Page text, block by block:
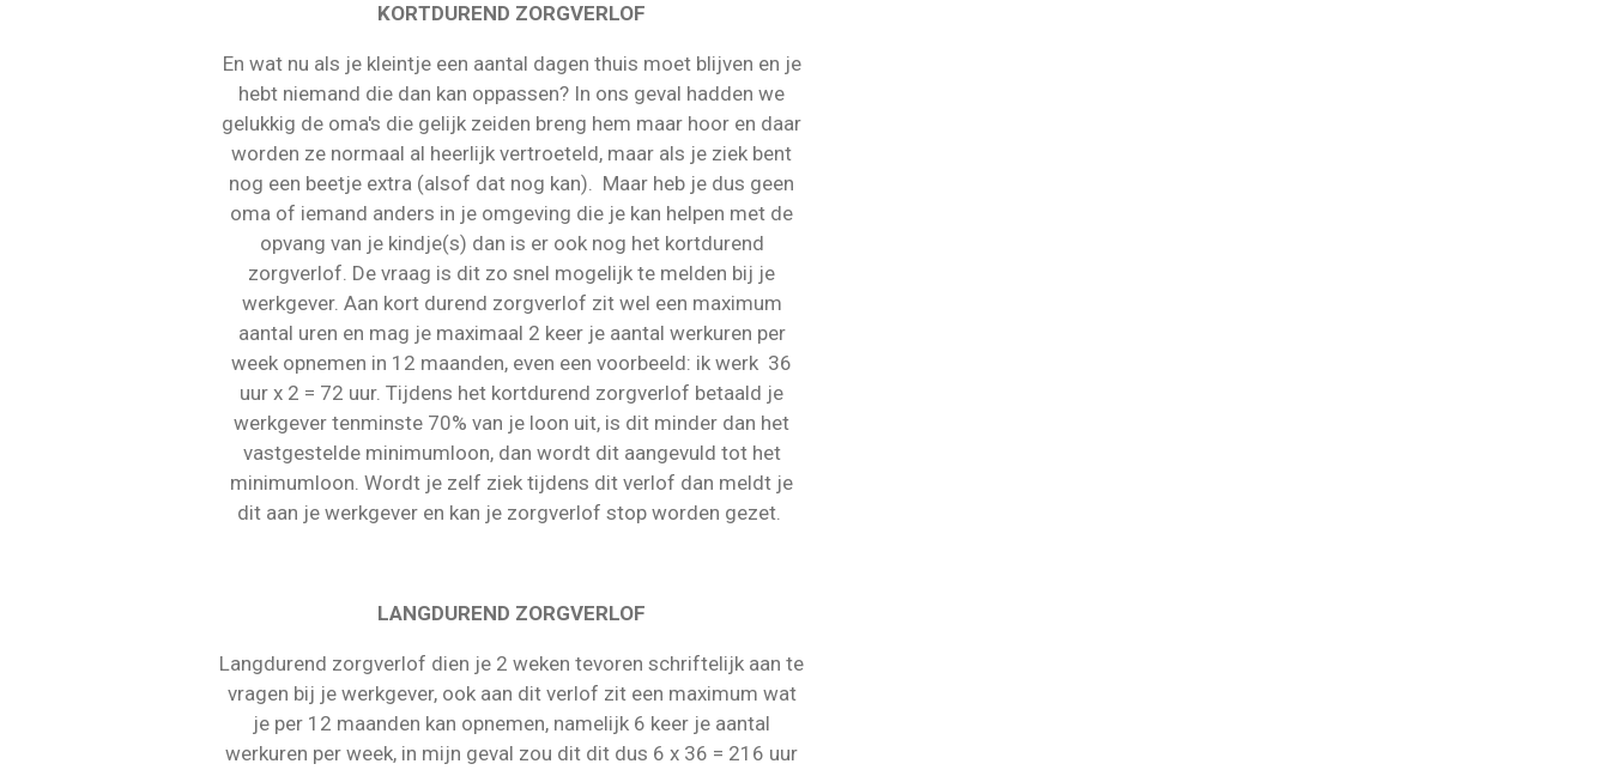
KORTDUREND ZORGVERLOF
En wat nu als je kleintje een aantal dagen thuis moet blijven en je
hebt niemand die dan kan oppassen? In ons geval hadden we
gelukkig de oma's die gelijk zeiden breng hem maar hoor en daar
worden ze normaal al heerlijk vertroeteld, maar als je ziek bent
nog een beetje extra (alsof dat nog kan). Maar heb je dus geen
oma of iemand anders in je omgeving die je kan helpen met de
opvang van je kindje(s) dan is er ook nog het kortdurend
zorgverlof. De vraag is dit zo snel mogelijk te melden bij je
werkgever. Aan kort durend zorgverlof zit wel een maximum
aantal uren en mag je maximaal 2 keer je aantal werkuren per
week opnemen in 12 maanden, even een voorbeeld: ik werk 36
uur x 2 = 72 uur. Tijdens het kortdurend zorgverlof betaald je
werkgever tenminste 70% van je loon uit, is dit minder dan het
vastgestelde minimumloon, dan wordt dit aangevuld tot het
minimumloon. Wordt je zelf ziek tijdens dit verlof dan meldt je
dit aan je werkgever en kan je zorgverlof stop worden gezet.
LANGDUREND ZORGVERLOF
Langdurend zorgverlof dien je 2 weken tevoren schriftelijk aan te
vragen bij je werkgever, ook aan dit verlof zit een maximum wat
je per 12 maanden kan opnemen, namelijk 6 keer je aantal
werkuren per week, in mijn geval zou dit dit dus 6 x 36 = 216 uur